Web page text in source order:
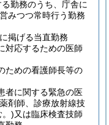
勤務のうち、庁舎に
みつつ常時行う勤務
掲げる当直勤務
対応するための医師
ための看護師長等の
者に関する緊急の医
剤師、診療放射線技
。)又は臨床検査技師